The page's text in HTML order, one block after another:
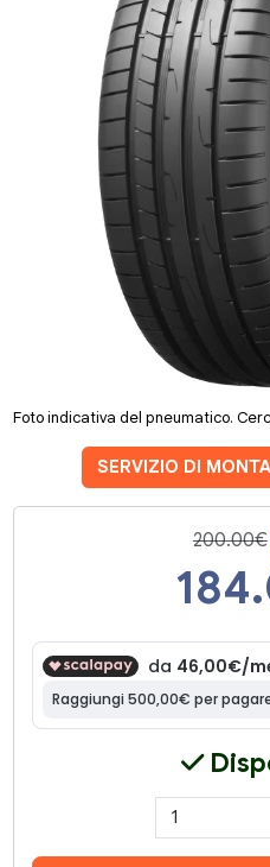
Foto indicativa del pneumatico.
SERVIZIO DI
200.00€